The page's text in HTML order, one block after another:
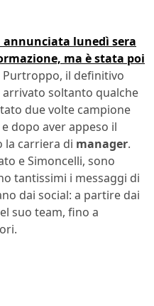
annunciata lunedì sera
ma è stata poi
Purtroppo, il definitivo
soltanto qualche
due volte campione
e dopo aver appeso il
la carriera di manager.
e Simoncelli, sono
tantissimi i messaggi di
dai social: a partire dai
suo team, fino a